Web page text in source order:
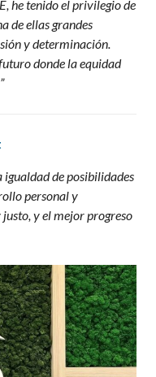
he tenido el privilegio de
de ellas grandes
y determinación.
donde la equidad
”
de posibilidades
personal y
y el mejor progreso